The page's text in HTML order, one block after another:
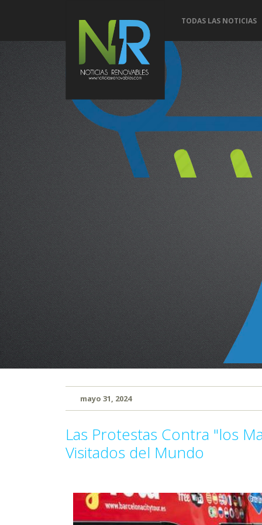
TODAS LAS NOTICIAS
mayo 31, 2024
Las Protestas Contra "los
Visitados del Mundo